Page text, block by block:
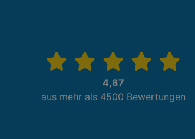
4,87
aus mehr als 4500 Bewertungen